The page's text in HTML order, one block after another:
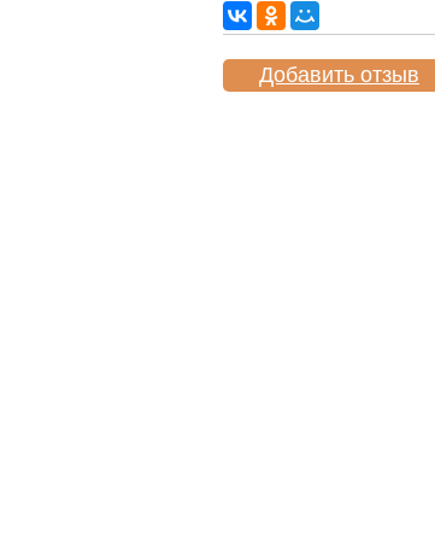
Добавить отзыв